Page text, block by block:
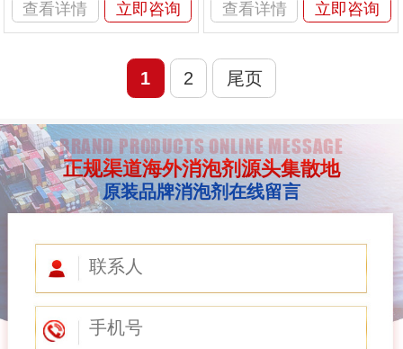
查看详情
立即咨询
查看详情
立即咨询
1 2 尾页
BRAND PRODUCTS ONLINE MESSAGE
正规渠道海外消泡剂源头集散地
原装品牌消泡剂在线留言